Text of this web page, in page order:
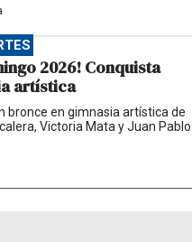
2026! Conquista
artística
bronce en gimnasia artística de
Victoria Mata y Juan Pablo